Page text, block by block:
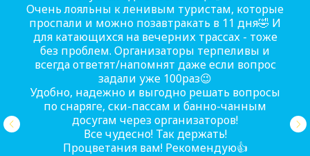
Очень лояльны к ленивым туристам, которые
проспали и можно позавтракать в 11 дня🤣 И
для катающихся на вечерних трассах - тоже
без проблем. Организаторы терпеливы и
всегда ответят/напомнят даже если вопрос
задали уже 100раз😉
Удобно, надежно и выгодно решать вопросы
по снаряге, ски-пассам и банно-чанным
досугам через организаторов!
Все чудесно! Так держать!
Процветания вам! Рекомендую👍